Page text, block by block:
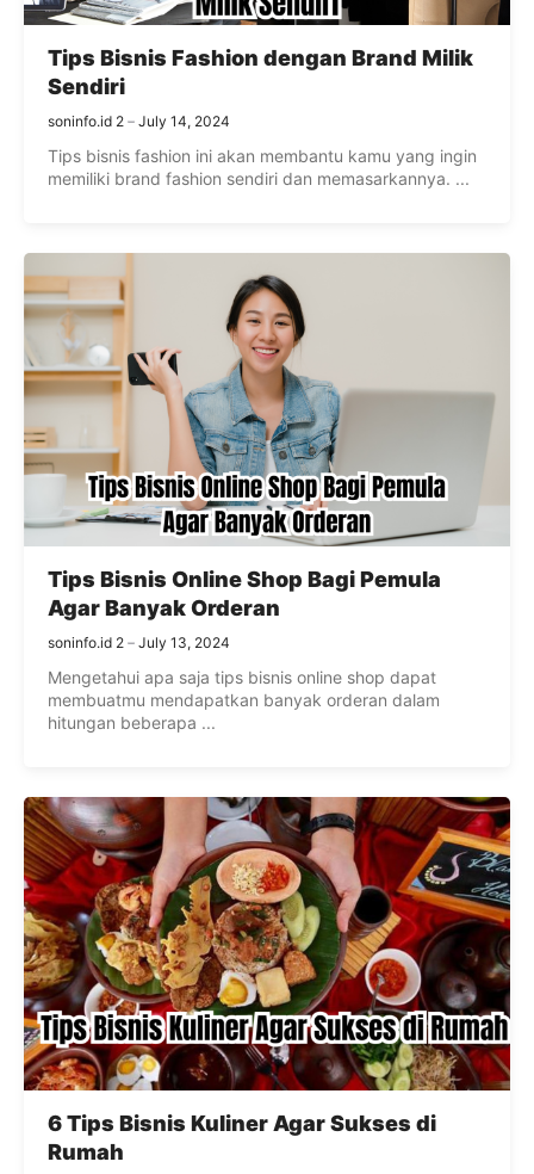
Tips Bisnis Fashion dengan Brand Milik
Sendiri
soninfo.id 2 July 14, 2024
Tips bisnis fashion ini akan membantu kamu yang ingin
memiliki brand fashion sendiri dan memasarkannya. ...
Tips Bisnis Online Shop Bagi Pemula
Agar Banyak Orderan
soninfo.id 2 July 13, 2024
Mengetahui apa saja tips bisnis online shop dapat
membuatmu mendapatkan banyak orderan dalam
hitungan beberapa ...
6 Tips Bisnis Kuliner Agar Sukses di
Rumah